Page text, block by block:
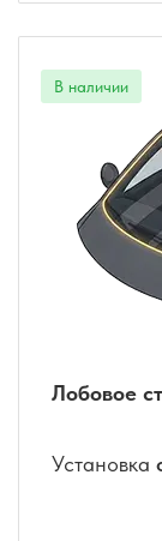
Лобовое
Установка